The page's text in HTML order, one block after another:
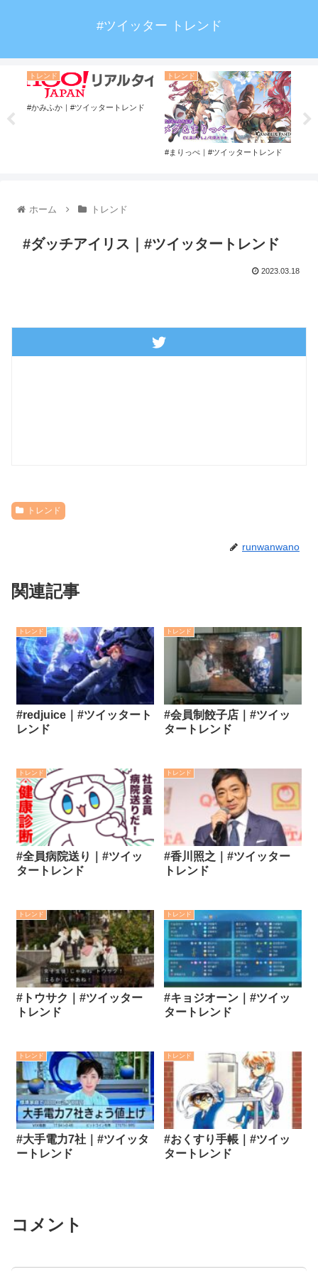
#ツイッター トレンド
トレンド
#かみふか｜#ツイッタートレンド
トレンド
#まりっぺ｜#ツイッタートレンド
ホーム トレンド
#ダッチアイリス｜#ツイッタートレンド
2023.03.18
トレンド
runwanwano
関連記事
トレンド
#redjuice｜#ツイッタート
レンド
トレンド
#会員制餃子店｜#ツイッ
タートレンド
トレンド
#全員病院送り｜#ツイッ
タートレンド
トレンド
#香川照之｜#ツイッター
トレンド
トレンド
#トウサク｜#ツイッター
トレンド
トレンド
#キョジオーン｜#ツイッ
タートレンド
トレンド
#大手電力7社｜#ツイッタ
ートレンド
トレンド
#おくすり手帳｜#ツイッ
タートレンド
コメント